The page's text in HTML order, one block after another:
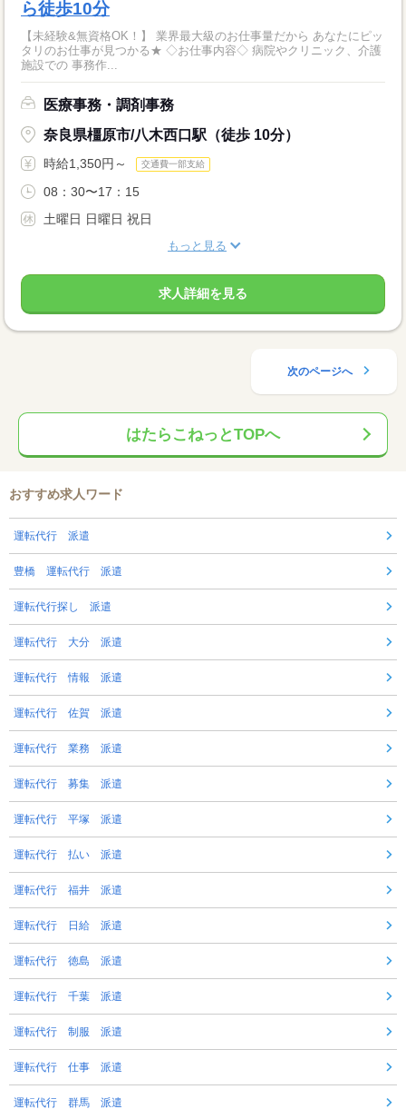
ら徒歩10分
【未経験&無資格OK！】 業界最大級のお仕事量だから あなたにピッ
タリのお仕事が見つかる★ ◇お仕事内容◇ 病院やクリニック、介護
施設での 事務作...
医療事務・調剤事務
奈良県橿原市/八木西口駅（徒歩 10分）
時給1,350円～ 交通費一部支給
08：30〜17：15
土曜日 日曜日 祝日
もっと見る
求人詳細を見る
次のページへ
はたらこねっとTOPへ
おすすめ求人ワード
運転代行 派遣
豊橋 運転代行 派遣
運転代行探し 派遣
運転代行 大分 派遣
運転代行 情報 派遣
運転代行 佐賀 派遣
運転代行 業務 派遣
運転代行 募集 派遣
運転代行 平塚 派遣
運転代行 払い 派遣
運転代行 福井 派遣
運転代行 日給 派遣
運転代行 徳島 派遣
運転代行 千葉 派遣
運転代行 制服 派遣
運転代行 仕事 派遣
運転代行 群馬 派遣